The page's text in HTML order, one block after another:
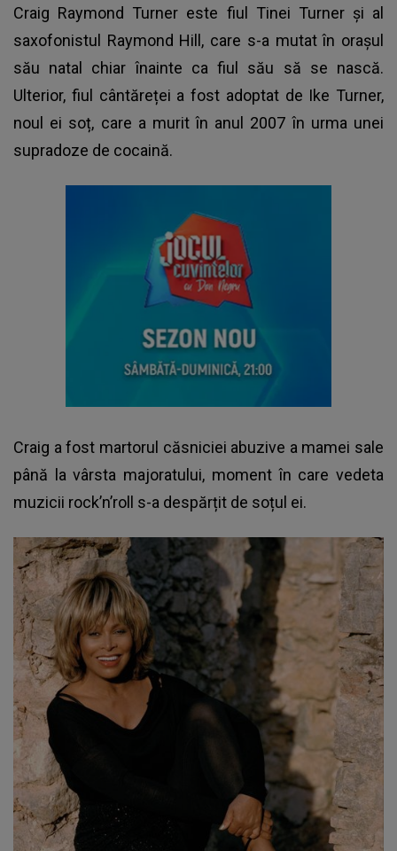
Craig Raymond Turner este fiul Tinei Turner și al
saxofonistul Raymond Hill, care s-a mutat în orașul
său natal chiar înainte ca fiul său să se nască.
Ulterior, fiul cântăreței a fost adoptat de Ike Turner,
noul ei soț, care a murit în anul 2007 în urma unei
supradoze de cocaină.
Craig a fost martorul căsniciei abuzive a mamei sale
până la vârsta majoratului, moment în care vedeta
muzicii rock’n’roll s-a despărțit de soțul ei.